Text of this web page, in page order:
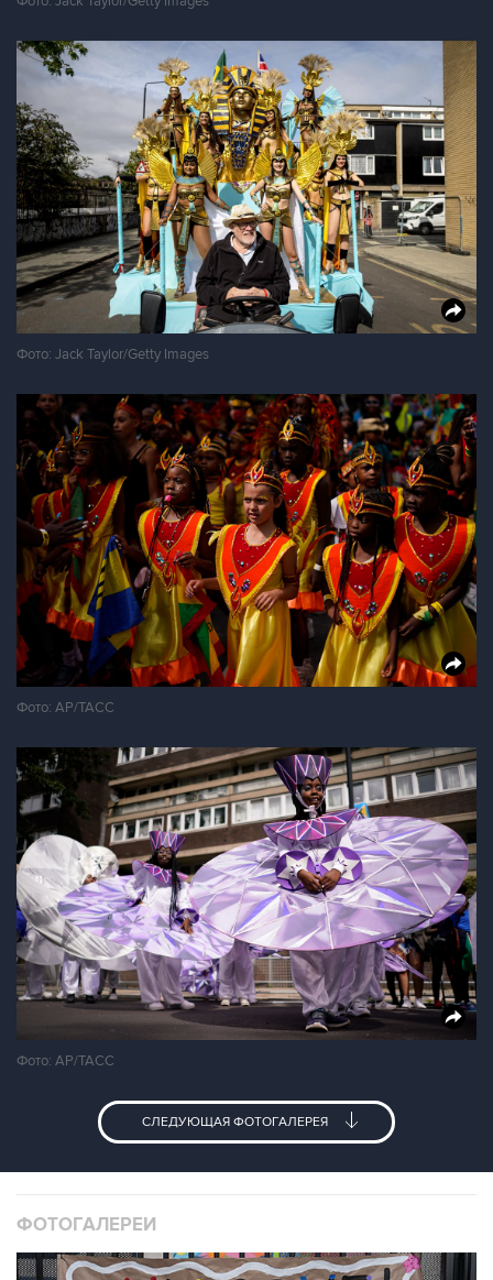
Фото: Jack Taylor/Getty Images
Фото: АР/ТАСС
Фото: АР/ТАСС
СЛЕДУЮЩАЯ ФОТОГАЛЕРЕЯ
ФОТОГАЛЕРЕИ